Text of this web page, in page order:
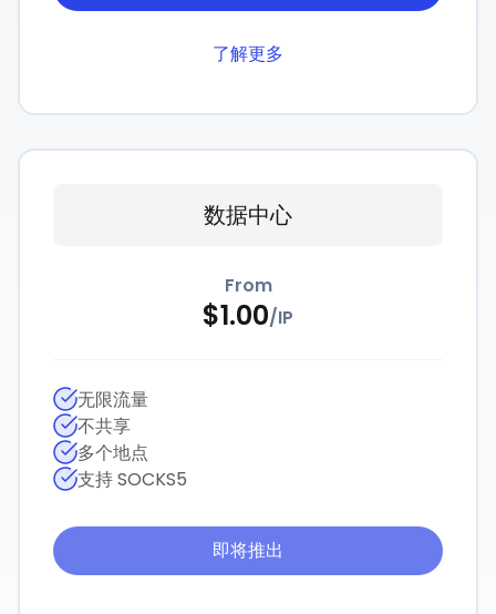
了解更多
数据中心
From
$1.00/IP
无限流量
不共享
多个地点
支持 SOCKS5
即将推出